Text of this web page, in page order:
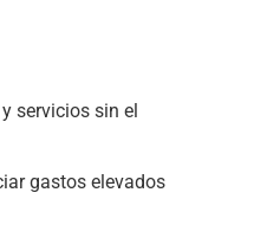
servicios sin el
gastos elevados